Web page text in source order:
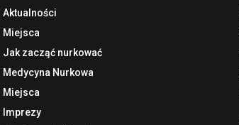
Aktualności
Miejsca
Jak zacząć nurkować
Medycyna Nurkowa
Miejsca
Imprezy